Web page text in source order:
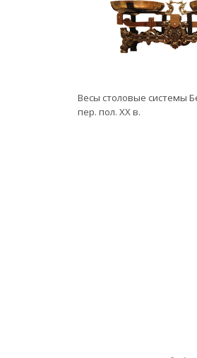
Весы столовые системы
пер. пол. ХХ в.